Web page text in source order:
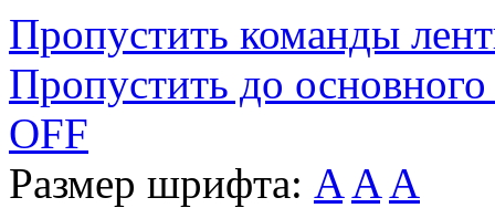
Пропустить команды
Пропустить до основного
OFF
Размер шрифта: A A A